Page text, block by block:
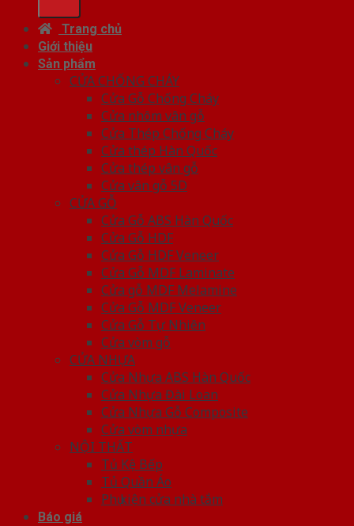
Trang chủ
Giới thiệu
Sản phẩm
CỬA CHỐNG CHÁY
Cửa Gỗ Chống Cháy
Cửa nhôm vân gỗ
Cửa Thép Chống Cháy
Cửa thép Hàn Quốc
Cửa thép vân gỗ
Cửa vân gỗ 5D
CỬA GỖ
Cửa Gỗ ABS Hàn Quốc
Cửa Gỗ HDF
Cửa Gỗ HDF Veneer
Cửa Gỗ MDF Laminate
Cửa gỗ MDF Melamine
Cửa Gỗ MDF Veneer
Cửa Gỗ Tự Nhiên
Cửa vòm gỗ
CỬA NHỰA
Cửa Nhựa ABS Hàn Quốc
Cửa Nhựa Đài Loan
Cửa Nhựa Gỗ Composite
Cửa vòm nhựa
NỘI THẤT
Tủ Kệ Bếp
Tủ Quần Áo
Phụ kiện cửa nhà tắm
Báo giá